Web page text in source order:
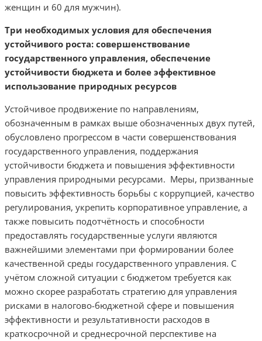
женщин и 60 для мужчин).
Три необходимых условия для обеспечения
устойчивого роста: совершенствование
государственного управления, обеспечение
устойчивости бюджета и более эффективное
использование природных ресурсов
Устойчивое продвижение по направлениям,
обозначенным в рамках выше обозначенных двух путей,
обусловлено прогрессом в части совершенствования
государственного управления, поддержания
устойчивости бюджета и повышения эффективности
управления природными ресурсами. Меры, призванные
повысить эффективность борьбы с коррупцией, качество
регулирования, укрепить корпоративное управление, а
также повысить подотчётность и способности
предоставлять государственные услуги являются
важнейшими элементами при формировании более
качественной среды государственного управления. С
учётом сложной ситуации с бюджетом требуется как
можно скорее разработать стратегию для управления
рисками в налогово-бюджетной сфере и повышения
эффективности и результативности расходов в
краткосрочной и среднесрочной перспективе на